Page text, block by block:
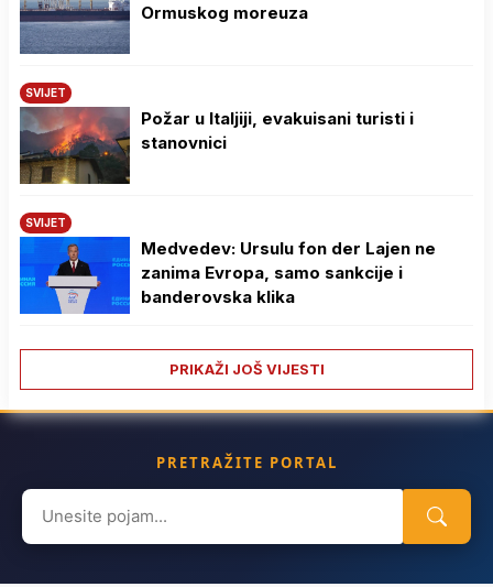
Ormuskog moreuza
SVIJET
Požar u Italjiji, evakuisani turisti i
stanovnici
SVIJET
Medvedev: Ursulu fon der Lajen ne
zanima Evropa, samo sankcije i
banderovska klika
PRIKAŽI JOŠ VIJESTI
PRETRAŽITE PORTAL
Search
for: